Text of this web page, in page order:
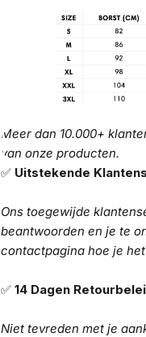
Meer dan 10.000+
van onze producten.
✅ Uitstekende
Ons toegewijde
beantwoorden en je te
contactpagina hoe je
✅ 14 Dagen
Niet tevreden met je